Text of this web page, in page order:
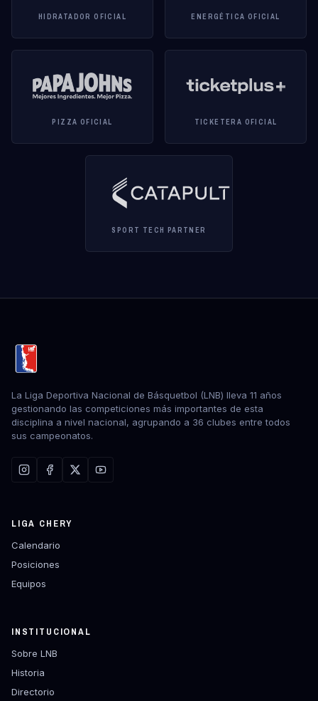
HIDRATADOR OFICIAL ENERGÉTICA OFICIAL
PIZZA OFICIAL TICKETERA OFICIAL
SPORT TECH PARTNER
La Liga Deportiva Nacional de Básquetbol (LNB) lleva 11 años
gestionando las competiciones más importantes de esta
disciplina a nivel nacional, agrupando a 36 clubes entre todos
sus campeonatos.
LIGA CHERY
Calendario
Posiciones
Equipos
INSTITUCIONAL
Sobre LNB
Historia
Directorio